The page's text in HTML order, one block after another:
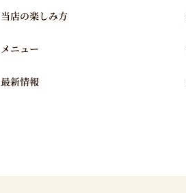
当店の楽しみ方
メニュー
最新情報